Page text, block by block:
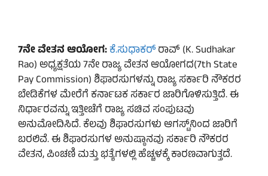
7ನೇ ವೇತನ ಆಯೋಗ:ಕೆ.ಸುಧಾಕರ್ರಾವ್ (K. Sudhakar
Rao) ಅಧ್ಯಕ್ಷತೆಯ 7ನೇ ರಾಜ್ಯ ವೇತನ ಆಯೋಗದ(7th State
Pay Commission) ಶಿಫಾರಸುಗಳನ್ನು ರಾಜ್ಯ ಸರ್ಕಾರಿ ನೌಕರರ
ಬೇಡಿಕೆಗಳ ಮೇರೆಗೆ ಕರ್ನಾಟಕ ಸರ್ಕಾರ ಜಾರಿಗೊಳಿಸುತ್ತಿದೆ. ಈ
ನಿರ್ಧಾರವನ್ನು ಇತ್ತೀಚೆಗೆ ರಾಜ್ಯ ಸಚಿವ ಸಂಪುಟವು
ಅನುಮೋದಿಸಿದೆ. ಕೆಲವು ಶಿಫಾರಸುಗಳು ಆಗಸ್ಟ್‌ನಿಂದ ಜಾರಿಗೆ
ಬರಲಿವೆ. ಈ ಶಿಫಾರಸುಗಳ ಅನುಷ್ಠಾನವು ಸರ್ಕಾರಿ ನೌಕರರ
ವೇತನ, ಪಿಂಚಣಿ ಮತ್ತು ಭತ್ಯೆಗಳಲ್ಲಿ ಹೆಚ್ಚಳಕ್ಕೆ ಕಾರಣವಾಗುತ್ತದೆ.